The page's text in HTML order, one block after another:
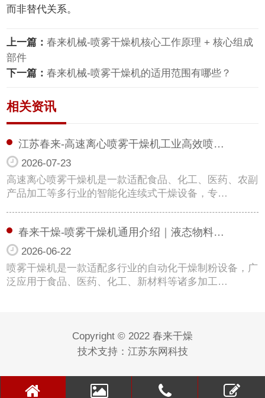
而非替代关系。
上一篇：春来机械-喷雾干燥机核心工作原理 + 核心组成
部件
下一篇：春来机械-喷雾干燥机的适用范围有哪些？
相关资讯
江苏春来-高速离心喷雾干燥机工业高效喷…
2026-07-23
高速离心喷雾干燥机是一款适配食品、化工、医药、农副
产品加工等多行业的智能化连续式干燥设备，专…
春来干燥-喷雾干燥机通用介绍｜液态物料…
2026-06-22
喷雾干燥机是一款适配多行业的自动化干燥制粉设备，广
泛应用于食品、医药、化工、新材料等诸多加工…
Copyright © 2022 春来干燥
技术支持： 江苏东网科技